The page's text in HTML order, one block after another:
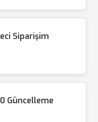
Siparişim
Güncelleme